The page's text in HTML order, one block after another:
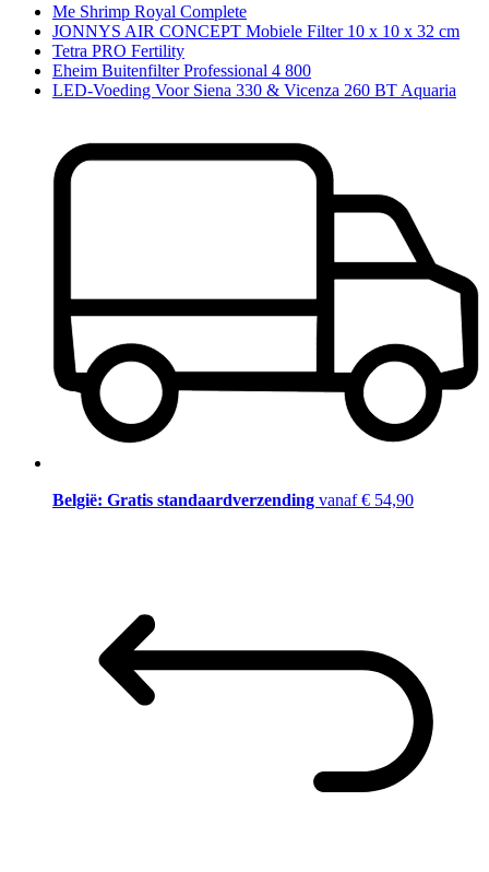
Me Shrimp Royal Complete
JONNYS AIR CONCEPT Mobiele Filter 10 x 10 x 32 cm
Tetra PRO Fertility
Eheim Buitenfilter Professional 4 800
LED-Voeding Voor Siena 330 & Vicenza 260 BT Aquaria
België: Gratis standaardverzending vanaf € 54,90